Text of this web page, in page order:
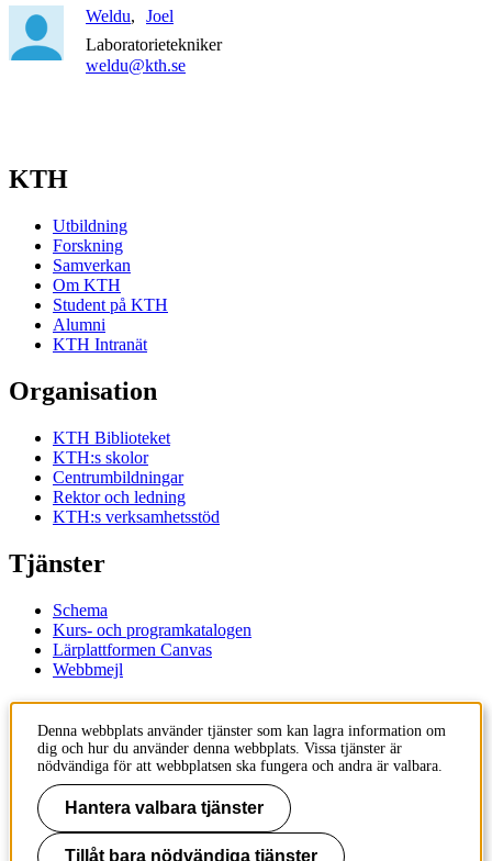
Weldu
Joel
Laboratorietekniker
weldu@kth.se
KTH
Utbildning
Forskning
Samverkan
Om KTH
Student på KTH
Alumni
KTH Intranät
Organisation
KTH Biblioteket
KTH:s skolor
Centrumbildningar
Rektor och ledning
KTH:s verksamhetsstöd
Tjänster
Schema
Kurs- och programkatalogen
Lärplattformen Canvas
Webbmejl
Kontakt
KTH
100 44 Stockholm
+46 8 790 60 00
Kontakta KTH
Denna webbplats använder tjänster som kan lagra information om
dig och hur du använder denna webbplats. Vissa tjänster är
nödvändiga för att webbplatsen ska fungera och andra är valbara.
Hantera valbara tjänster
Tillåt bara nödvändiga tjänster